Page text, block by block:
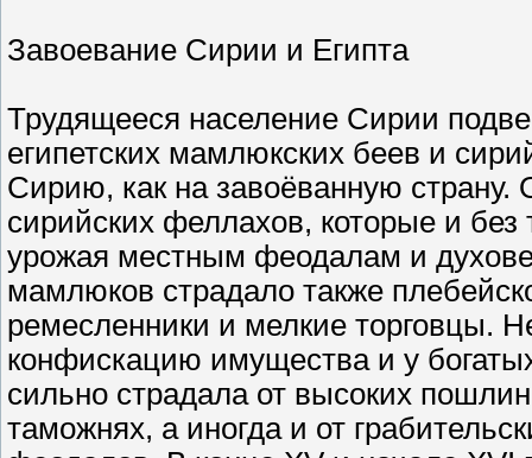
Завоевание Сирии и Египта
Трудящееся население Сирии
египетских мамлюкских беев и
Сирию, как на завоёванную
сирийских феллахов, которые и без
урожая местным феодалам и
мамлюков страдало также
ремесленники и мелкие торговцы.
конфискацию имущества и у
сильно страдала от высоких
таможнях, а иногда и от